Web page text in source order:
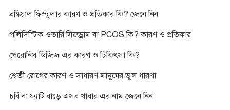
ব্রঙ্কিয়াল ফিস্টুলার কারণ ও প্রতিকার কি? জেনে নিন
পলিসিস্টিক ওভারি সিন্ড্রোম বা PCOS কি? কারণ ও প্রতিকার
পেরোনিস ডিজিজ এর কারণ ও চিকিৎসা কি?
শ্বেতী রোগের কারণ ও সাধারণ মানুষের ভুল ধারণা
চর্বি বা ফ্যাট বাড়ে এসব খাবার এর নাম জেনে নিন